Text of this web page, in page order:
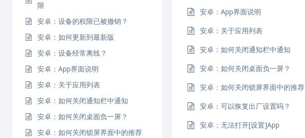
限
安卓：设备的权限已被撤销？
安卓：如何更新到最新版
安卓：设备经常离线？
安卓：App界面说明
安卓：关于应用列表
安卓：如何关闭通知栏中通知
安卓：如何关闭桌面负一屏？
安卓：如何关闭锁屏界面中的推荐
安卓：App界面说明
安卓：关于应用列表
安卓：如何关闭通知栏中通知
安卓：如何关闭桌面负一屏？
安卓：如何关闭锁屏界面中的推荐
安卓：可以恢复出厂设置吗？
安卓：无法打开[设置]App